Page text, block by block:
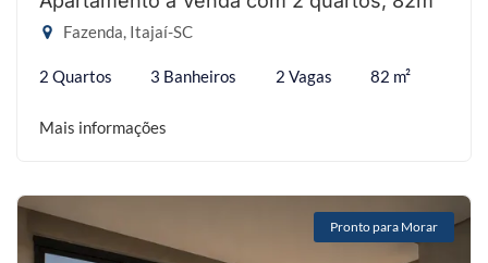
Fazenda, Itajaí-SC
2 Quartos 3 Banheiros 2 Vagas 82 m²
Mais informações
Pronto para Morar